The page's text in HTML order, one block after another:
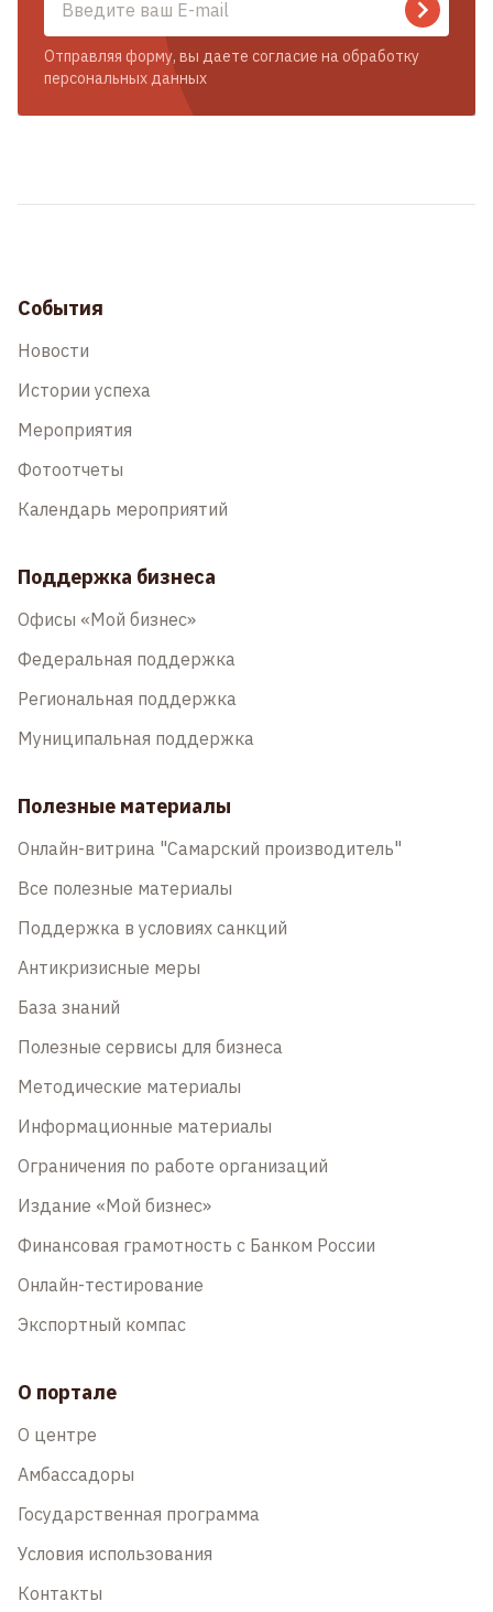
Отправляя форму, вы даете согласие на обработку
персональных данных
События
Новости
Истории успеха
Мероприятия
Фотоотчеты
Календарь мероприятий
Поддержка бизнеса
Офисы «Мой бизнес»
Федеральная поддержка
Региональная поддержка
Муниципальная поддержка
Полезные материалы
Онлайн-витрина "Самарский производитель"
Все полезные материалы
Поддержка в условиях санкций
Антикризисные меры
База знаний
Полезные сервисы для бизнеса
Методические материалы
Информационные материалы
Ограничения по работе организаций
Издание «Мой бизнес»
Финансовая грамотность с Банком России
Онлайн-тестирование
Экспортный компас
О портале
О центре
Амбассадоры
Государственная программа
Условия использования
Контакты